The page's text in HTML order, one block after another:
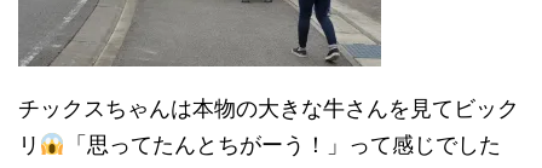
チックスちゃんは本物の大きな牛さんを見てビック
リ
「思ってたんとちがーう！」って感じでした